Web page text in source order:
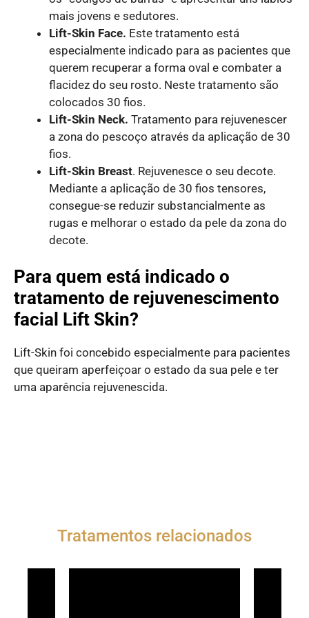
mais jovens e sedutores.
Lift-Skin Face. Este tratamento está
especialmente indicado para as pacientes que
querem recuperar a forma oval e combater a
flacidez do seu rosto. Neste tratamento são
colocados 30 fios.
Lift-Skin Neck. Tratamento para rejuvenescer
a zona do pescoço através da aplicação de 30
fios.
Lift-Skin Breast. Rejuvenesce o seu decote.
Mediante a aplicação de 30 fios tensores,
consegue-se reduzir substancialmente as
rugas e melhorar o estado da pele da zona do
decote.
Para quem está indicado o
tratamento de rejuvenescimento
facial Lift Skin?
Lift-Skin foi concebido especialmente para pacientes
que queiram aperfeiçoar o estado da sua pele e ter
uma aparência rejuvenescida.
Tratamentos relacionados